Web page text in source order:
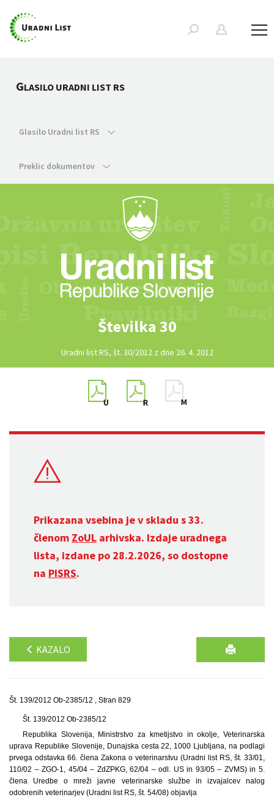
GLASILO URADNI LIST RS
Glasilo Uradni list RS
Preklic dokumentov
Številka 30
Uradni list RS, št. 30/2012 z dne 26. 4. 2012
Prikazana vsebina je v skladu s 33.
členom ZoUL arhivska. Izdaje uradnega
lista, izdane po 28.2.2026, so dostopne
na PISRS.
KAZALO
Št. 139/2012 Ob-2385/12 , Stran 829
Št. 139/2012 Ob-2385/12
Republika Slovenija, Ministrstvo za kmetijstvo in okolje, Veterinarska
uprava Republike Slovenije, Dunajska cesta 22, 1000 Ljubljana, na podlagi
prvega odstavka 66. člena Zakona o veterinarstvu (Uradni list RS, št. 33/01,
110/02 – ZGO-1, 45/04 – ZdZPKG, 62/04 – odl. US in 93/05 – ZVMS) in 5.
člena Uredbe o mreži javne veterinarske službe in izvajalcev nalog
odobrenih veterinarjev (Uradni list RS, št. 54/08) objavlja